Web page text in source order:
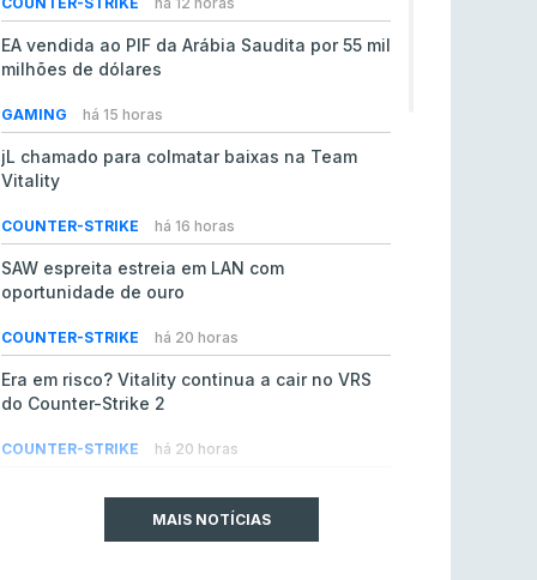
EA vendida ao PIF da Arábia Saudita por 55 mil
milhões de dólares
GAMING há 15 horas
jL chamado para colmatar baixas na Team
Vitality
COUNTER-STRIKE há 16 horas
SAW espreita estreia em LAN com
oportunidade de ouro
COUNTER-STRIKE há 20 horas
Era em risco? Vitality continua a cair no VRS
do Counter-Strike 2
COUNTER-STRIKE há 20 horas
comunitários de League of Legends
MAIS NOTÍCIAS